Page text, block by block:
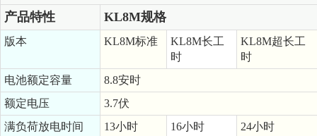
产品特性
KL8M规格
版本 KL8M标准
KL8M长工
时
KL8M超长工
时
电池额定容量
8.8安时
额定电压
3.7伏
满负荷放电时间
13小时 16小时
24小时